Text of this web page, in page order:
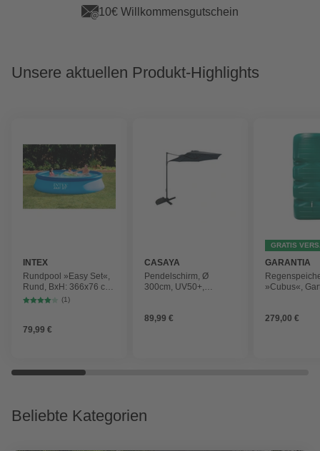
App Vorteile sichern
Unsere aktuellen Produkt-Highlights
INTEX
Rundpool »Easy Set«,
Rund, BxH: 366x76 cm,
blau
(1)
79,99 €
CASAYA
Pendelschirm, Ø
300cm, UV50+,
89,99 €
GRATIS
GARANTIA
»Cubus«,
279,00 €
Beliebte Kategorien